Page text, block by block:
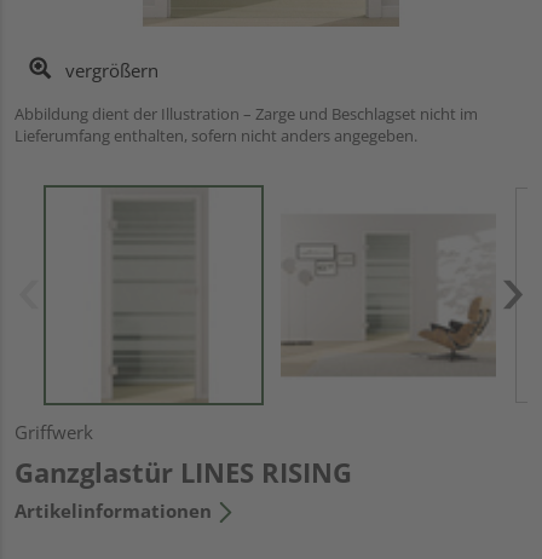
vergrößern
Abbildung dient der Illustration – Zarge und Beschlagset nicht im
Lieferumfang enthalten, sofern nicht anders angegeben.
Griffwerk
Ganzglastür LINES RISING
Artikelinformationen